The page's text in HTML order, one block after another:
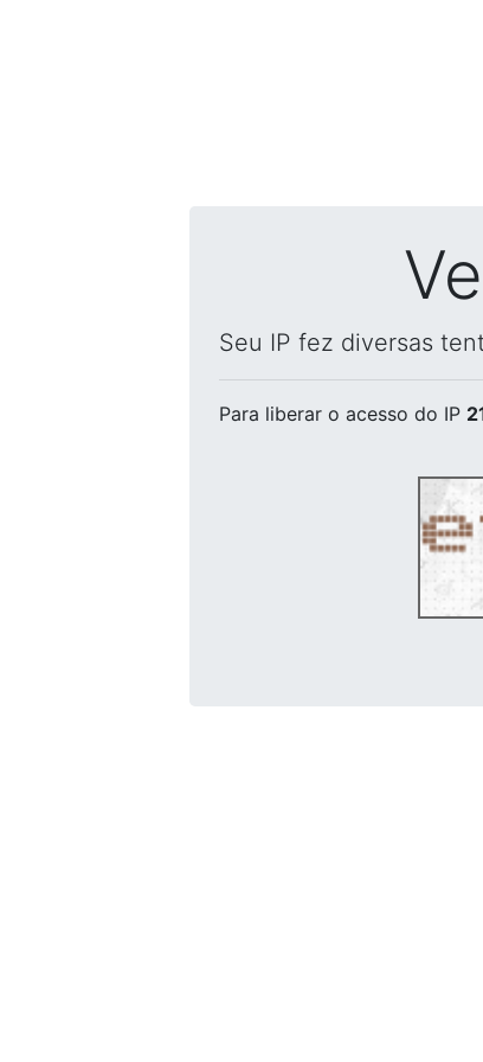
Seu IP fez diversas
Para liberar o acesso do IP